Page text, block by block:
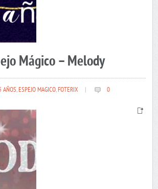
Mágico – Melody
AÑOS,ESPEJO MAGICO,FOTERIX 0